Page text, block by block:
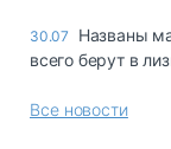
30.07
Названы
всего берут в
Все новости